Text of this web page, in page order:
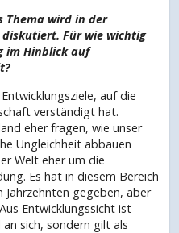
Thema wird in der
Für wie wichtig
im Hinblick auf
auf die
verständigt hat.
eher fragen, wie unser
Ungleichheit abbauen
Welt eher um die
Es hat in diesem Bereich
gegeben, aber
Entwicklungssicht ist
sich, sondern gilt als